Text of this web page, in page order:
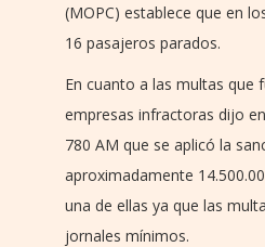
(MOPC) establece que en
16 pasajeros parados.
En cuanto a las multas que
empresas infractoras dijo
780 AM que se aplicó la
aproximadamente
una de ellas ya que las
jornales mínimos.